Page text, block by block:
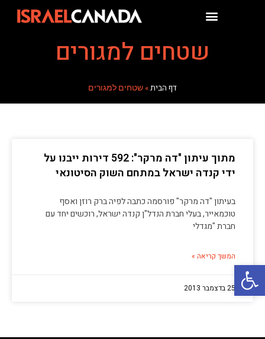
פתח סרגל נגישות
שטחים למגורים
דף הבית»שטחים למגורים
מתוך עיתון "דה מרקר": 592 דירות ייבנו על
ידי קנדה ישראל במתחם השוק הסיטונאי
בעיתון "דה מרקר" פורסמה כתבה לפיה ברק רוזן ואסף
טוכמאייר, בעלי חברת הנדל"ן קנדה ישראל, רוכשים יחד עם
חברת "מגדלי
המשך קריאה »
25 בדצמבר 2013